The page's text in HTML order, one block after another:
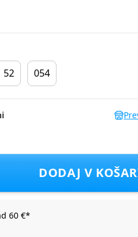
52 054
modra - vel. 43
DODAJ V
60 €*